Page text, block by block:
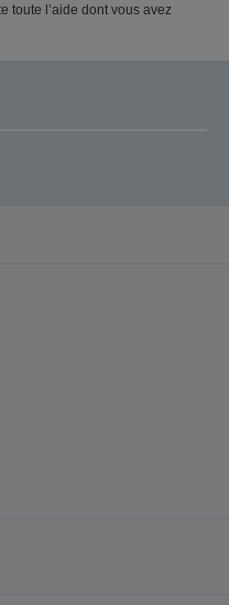
toute l’aide dont vous avez